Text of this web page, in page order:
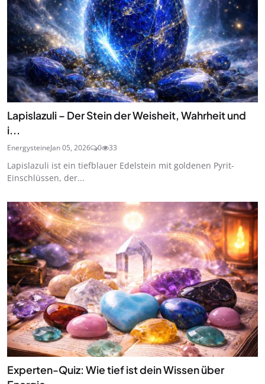
Lapislazuli – Der Stein der Weisheit, Wahrheit und
i...
EnergysteineJan 05, 2026 0 33
Lapislazuli ist ein tiefblauer Edelstein mit goldenen Pyrit-
Einschlüssen, der...
Experten-Quiz: Wie tief ist dein Wissen über